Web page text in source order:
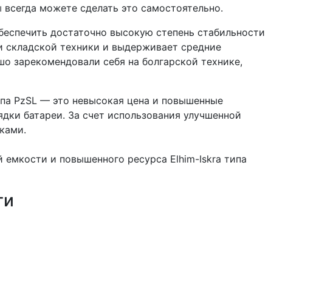
можете сделать это самостоятельно.
достаточно высокую степень стабильности
складской техники и выдерживает средние
зарекомендовали себя на болгарской технике,
PzSL — это невысокая цена и повышенные
батареи. За счет использования улучшенной
и повышенного ресурса Elhim-Iskra типа